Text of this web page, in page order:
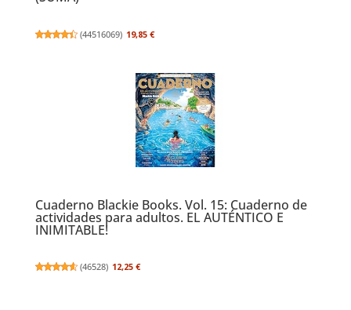
(44516069) 19,85 €
Cuaderno Blackie Books. Vol. 15: Cuaderno de
actividades para adultos. EL AUTÉNTICO E
INIMITABLE!
(46528) 12,25 €